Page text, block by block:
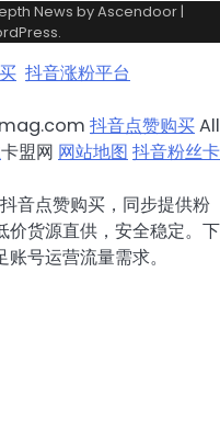
News byAscendoor |
.
抖音涨粉平台
抖音点赞购买All
卡盟网 网站地图 抖音粉丝卡
音点赞购买，同步提供粉
价货源直供，安全稳定。下
号运营流量需求。